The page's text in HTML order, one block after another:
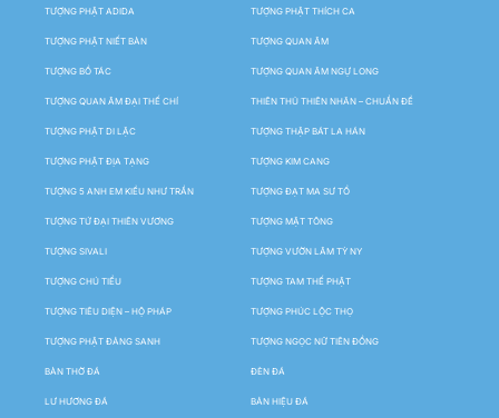
TƯỢNG PHẬT ADIDA TƯỢNG PHẬT THÍCH CA
TƯỢNG PHẬT NIẾT BÀN TƯỢNG QUAN ÂM
TƯỢNG BỒ TÁC TƯỢNG QUAN ÂM NGỰ LONG
TƯỢNG QUAN ÂM ĐẠI THẾ CHÍ THIÊN THỦ THIÊN NHÃN – CHUẨN ĐỀ
TƯỢNG PHẬT DI LẶC TƯỢNG THẬP BÁT LA HÁN
TƯỢNG PHẬT ĐỊA TẠNG TƯỢNG KIM CANG
TƯỢNG 5 ANH EM KIỀU NHƯ TRẦN TƯỢNG ĐẠT MA SƯ TỔ
TƯỢNG TỨ ĐẠI THIÊN VƯƠNG TƯỢNG MẬT TÔNG
TƯỢNG SIVALI TƯỢNG VƯỜN LÂM TỲ NY
TƯỢNG CHÚ TIỂU TƯỢNG TAM THẾ PHẬT
TƯỢNG TIÊU DIỆN – HỘ PHÁP TƯỢNG PHÚC LỘC THỌ
TƯỢNG PHẬT ĐẢNG SANH TƯỢNG NGỌC NỮ TIÊN ĐỒNG
BÀN THỜ ĐÁ ĐÈN ĐÁ
LƯ HƯƠNG ĐÁ BẢN HIỆU ĐÁ